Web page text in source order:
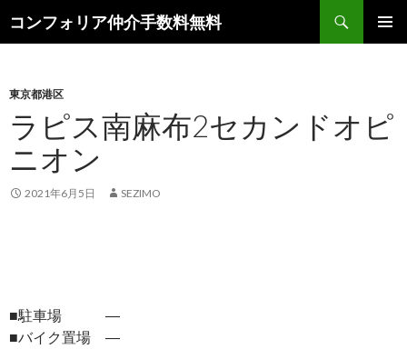
コンフォリア仲介手数料無料
索
ン
ツ
ス
キ
ッ
東京都港区
ラピス南麻布2セカンドオピ
ニオン
2021年6月5日 SEZIMO
■駐車場 ―
■バイク置場 ―